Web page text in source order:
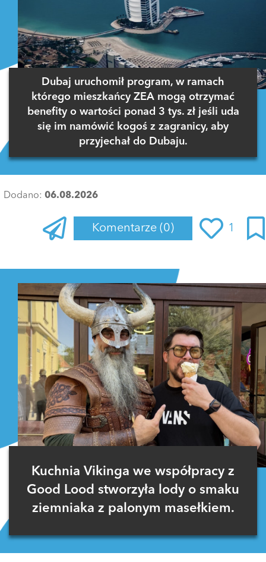
Dubaj uruchomił program, w ramach
którego mieszkańcy ZEA mogą otrzymać
benefity o wartości ponad 3 tys. zł jeśli uda
się im namówić kogoś z zagranicy, aby
przyjechał do Dubaju.
Dodano: 06.08.2026
Komentarze (0) 1
Kuchnia Vikinga we współpracy z
Good Lood stworzyła lody o smaku
ziemniaka z palonym masełkiem.